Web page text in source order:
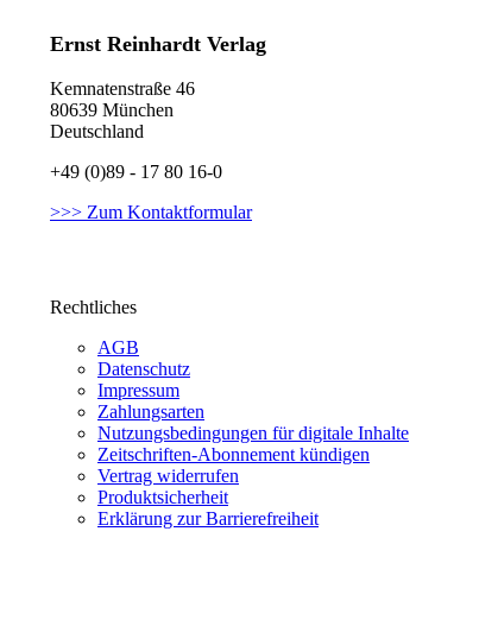
Ernst Reinhardt Verlag
Kemnatenstraße 46
80639 München
Deutschland
+49 (0)89 - 17 80 16-0
>>> Zum Kontaktformular
Rechtliches
AGB
Datenschutz
Impressum
Zahlungsarten
Nutzungsbedingungen für digitale Inhalte
Zeitschriften-Abonnement kündigen
Vertrag widerrufen
Produktsicherheit
Erklärung zur Barrierefreiheit